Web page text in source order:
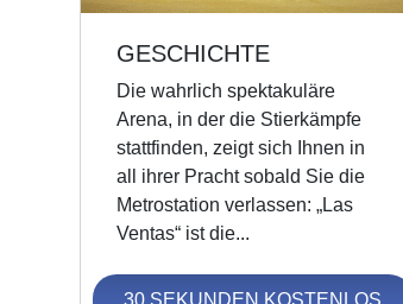
GESCHICHTE
Die wahrlich spektakuläre
Arena, in der die Stierkämpfe
stattfinden, zeigt sich Ihnen in
all ihrer Pracht sobald Sie die
Metrostation verlassen: „Las
Ventas“ ist die...